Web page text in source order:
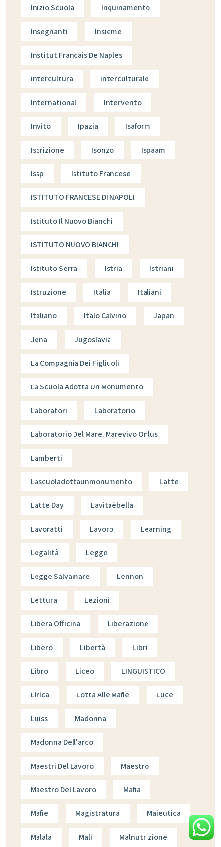
Inizio Scuola Inquinamento
Insegnanti Insieme
Institut Francais De Naples
Intercultura Interculturale
International Intervento
Invito Ipazia Isaform
Iscrizione Isonzo Ispaam
Issp Istituto Francese
ISTITUTO FRANCESE DI NAPOLI
Istituto Il Nuovo Bianchi
ISTITUTO NUOVO BIANCHI
Istituto Serra Istria Istriani
Istruzione Italia Italiani
Italiano Italo Calvino Japan
Jena Jugoslavia
La Compagnia Dei Figliuoli
La Scuola Adotta Un Monumento
Laboratori Laboratorio
Laboratorio Del Mare. Marevivo Onlus
Lamberti
Lascuoladottaunmonumento Latte
Latte Day Lavitaèbella
Lavoratti Lavoro Learning
Legalità Legge
Legge Salvamare Lennon
Lettura Lezioni
Libera Officina Liberazione
Libero Libertà Libri
Libro Liceo LINGUISTICO
Lirica Lotta Alle Mafie Luce
Luiss Madonna
Madonna Dell'arco
Maestri Del Lavoro Maestro
Maestro Del Lavoro Mafia
Mafie Magistratura Maieutica
Malala Mali Malnutrizione